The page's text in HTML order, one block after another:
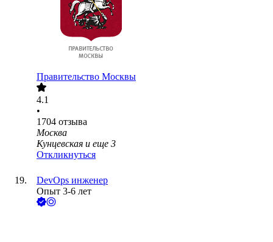
Правительство Москвы
4.1
•
1704 отзыва
Москва
Кунцевская и еще 3
Откликнуться
DevOps инженер
Опыт 3-6 лет